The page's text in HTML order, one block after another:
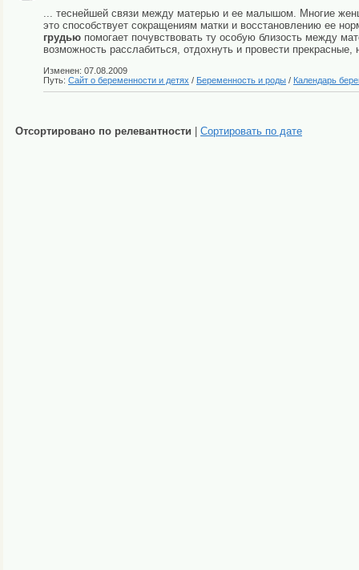
... теснейшей связи между матерью и ее малышом. Многие
это способствует сокращениям матки и восстановлению ее
грудью помогает почувствовать ту особую близость между
возможность расслабиться, отдохнуть и провести
Изменен: 07.08.2009
Путь: Сайт о беременности и детях / Беременность и роды / Календарь
Отсортировано по релевантности Сортировать по дате